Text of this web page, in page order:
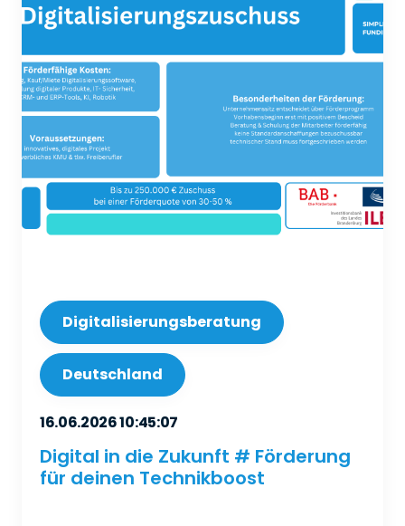
Digitalisierungsberatung
Deutschland
16.06.2026 10:45:07
Digital in die Zukunft # Förderung
für deinen Technikboost